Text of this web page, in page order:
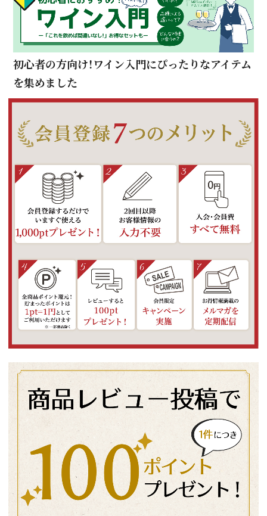
初心者の方向け！ワイン入門にぴったりなアイテム
を集めました